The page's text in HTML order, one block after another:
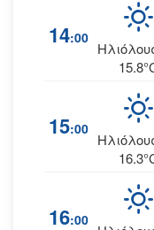
14:00
15:00
16:00